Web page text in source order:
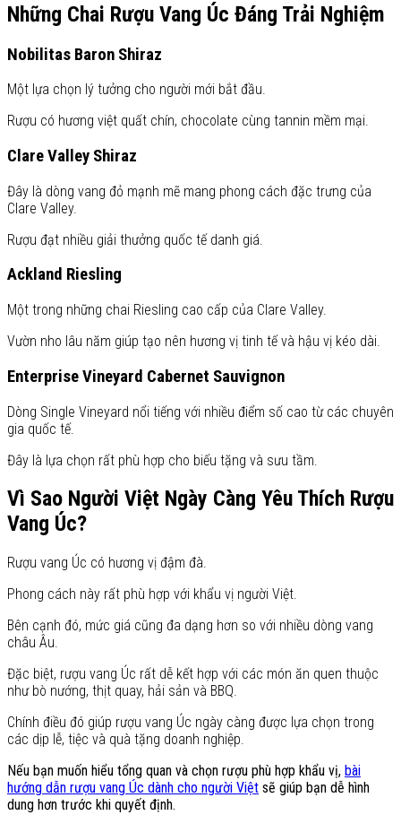
Những Chai Rượu Vang Úc Đáng Trải Nghiệm
Nobilitas Baron Shiraz
Một lựa chọn lý tưởng cho người mới bắt đầu.
Rượu có hương việt quất chín, chocolate cùng tannin mềm mại.
Clare Valley Shiraz
Đây là dòng vang đỏ mạnh mẽ mang phong cách đặc trưng của
Clare Valley.
Rượu đạt nhiều giải thưởng quốc tế danh giá.
Ackland Riesling
Một trong những chai Riesling cao cấp của Clare Valley.
Vườn nho lâu năm giúp tạo nên hương vị tinh tế và hậu vị kéo dài.
Enterprise Vineyard Cabernet Sauvignon
Dòng Single Vineyard nổi tiếng với nhiều điểm số cao từ các chuyên
gia quốc tế.
Đây là lựa chọn rất phù hợp cho biếu tặng và sưu tầm.
Vì Sao Người Việt Ngày Càng Yêu Thích Rượu
Vang Úc?
Rượu vang Úc có hương vị đậm đà.
Phong cách này rất phù hợp với khẩu vị người Việt.
Bên cạnh đó, mức giá cũng đa dạng hơn so với nhiều dòng vang
châu Âu.
Đặc biệt, rượu vang Úc rất dễ kết hợp với các món ăn quen thuộc
như bò nướng, thịt quay, hải sản và BBQ.
Chính điều đó giúp rượu vang Úc ngày càng được lựa chọn trong
các dịp lễ, tiệc và quà tặng doanh nghiệp.
Nếu bạn muốn hiểu tổng quan và chọn rượu phù hợp khẩu vị, bài
hướng dẫn rượu vang Úc dành cho người Việt sẽ giúp bạn dễ hình
dung hơn trước khi quyết định.